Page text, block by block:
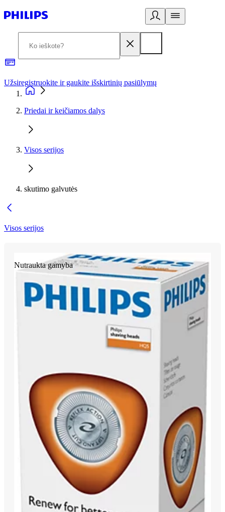
Užsiregistruokite ir gaukite išskirtinių pasiūlymų
Priedai ir keičiamos dalys
Visos serijos
skutimo galvutės
Visos serijos
Nutraukta gamyba